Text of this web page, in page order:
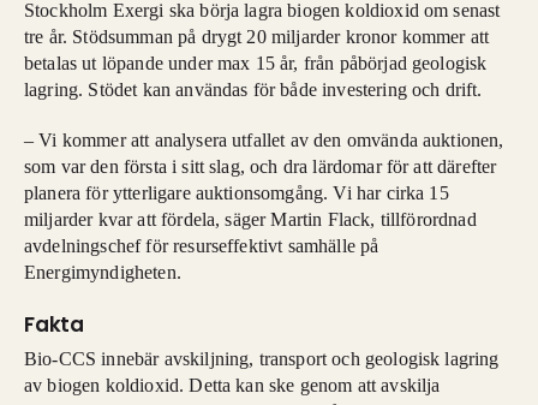
Stockholm Exergi ska börja lagra biogen koldioxid om senast
tre år. Stödsumman på drygt 20 miljarder kronor kommer att
betalas ut löpande under max 15 år, från påbörjad geologisk
lagring. Stödet kan användas för både investering och drift.
– Vi kommer att analysera utfallet av den omvända auktionen,
som var den första i sitt slag, och dra lärdomar för att därefter
planera för ytterligare auktionsomgång. Vi har cirka 15
miljarder kvar att fördela, säger Martin Flack, tillförordnad
avdelningschef för resurseffektivt samhälle på
Energimyndigheten.
Fakta
Bio-CCS innebär avskiljning, transport och geologisk lagring
av biogen koldioxid. Detta kan ske genom att avskilja